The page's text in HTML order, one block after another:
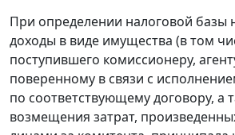
При определении налоговой базы
доходы в виде имущества (в том
поступившего комиссионеру,
поверенному в связи с
по соответствующему договору, а
возмещения затрат,